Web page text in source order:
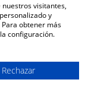
visitantes,
y
obtener más
configuración.
Rechazar